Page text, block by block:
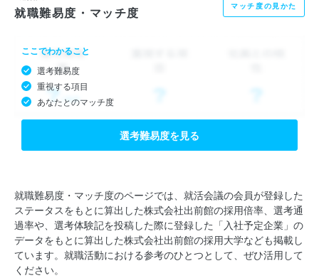
就職難易度・マッチ度 マッチ度の見かた
ここでわかること
選考難易度
重視する項目
あなたとのマッチ度
選考難易度を見る
就職難易度・マッチ度のページでは、就活会議の会員が登録した
ステータスをもとに算出した株式会社出前館の採用倍率、選考通
過率や、選考体験記を投稿した際に登録した「入社予定企業」の
データをもとに算出した株式会社出前館の採用大学なども掲載し
ています。就職活動における参考のひとつとして、ぜひ活用して
ください。